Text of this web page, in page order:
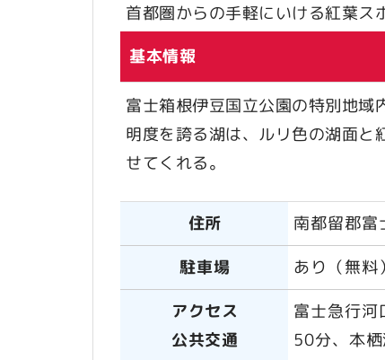
首都圏からの手軽にいける紅葉ス
基本情報
富士箱根伊豆国立公園の特別地域
明度を誇る湖は、ルリ色の湖面と
せてくれる。
住所
南都留郡富
駐車場
あり（無料）
アクセス
公共交通
富士急行河
50分、本